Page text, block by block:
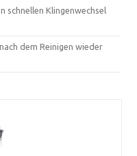
schnellen Klingenwechsel
dem Reinigen wieder